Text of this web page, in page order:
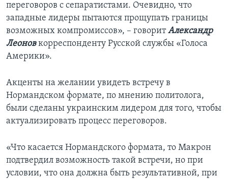
переговоров с сепаратистами. Очевидно, что
западные лидеры пытаются прощупать границы
возможных компромиссов», – говоритАлександр
Леоновкорреспонденту Русской службы «Голоса
Америки».
Акценты на желании увидеть встречу в
Нормандском формате, по мнению политолога,
были сделаны украинским лидером для того, чтобы
актуализировать процесс переговоров.
«Что касается Нормандского формата, то Макрон
подтвердил возможность такой встречи, но при
условии, что она должна быть результативной, при